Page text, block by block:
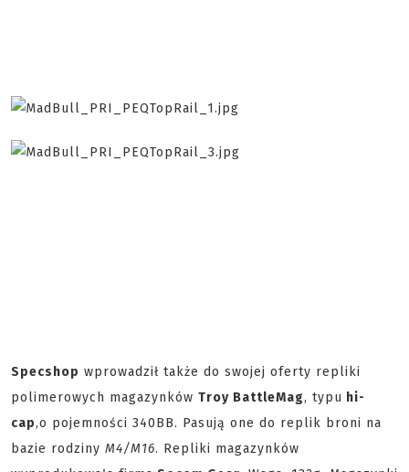
Specshop wprowadził także do swojej oferty repliki
polimerowych magazynków Troy BattleMag, typu hi-
cap,o pojemności 340BB. Pasują one do replik broni na
bazie rodziny M4/M16. Repliki magazynków